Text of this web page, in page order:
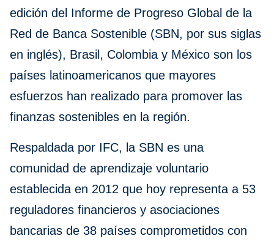
edición del Informe de Progreso Global de la
Red de Banca Sostenible (SBN, por sus siglas
en inglés), Brasil, Colombia y México son los
países latinoamericanos que mayores
esfuerzos han realizado para promover las
finanzas sostenibles en la región.
Respaldada por IFC, la SBN es una
comunidad de aprendizaje voluntario
establecida en 2012 que hoy representa a 53
reguladores financieros y asociaciones
bancarias de 38 países comprometidos con